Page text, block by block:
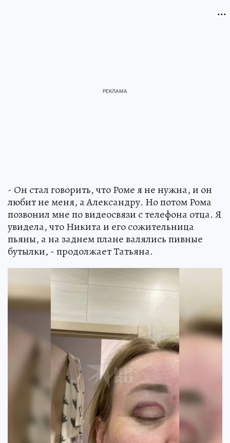
- Он стал говорить, что Роме я не нужна, и он
любит не меня, а Александру. Но потом Рома
позвонил мне по видеосвязи с телефона отца. Я
увидела, что Никита и его сожительница
пьяны, а на заднем плане валялись пивные
бутылки, - продолжает Татьяна.